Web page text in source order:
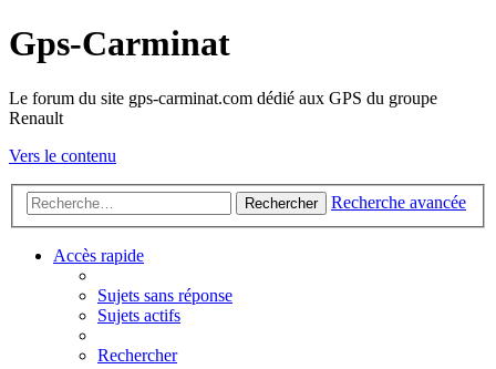
Gps-Carminat
Le forum du site gps-carminat.com dédié aux GPS du groupe
Renault
Vers le contenu
Rechercher Recherche avancée
Accès rapide
Sujets sans réponse
Sujets actifs
Rechercher